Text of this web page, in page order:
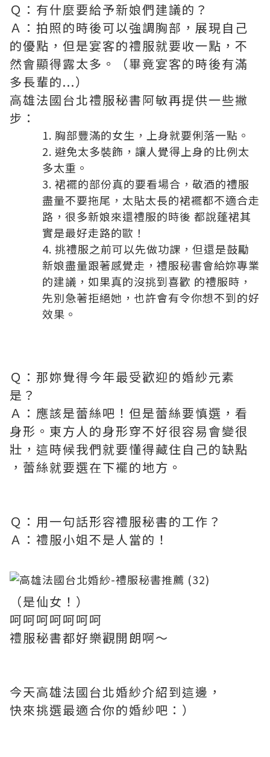
Ｑ：有什麼要給予新娘們建議的？
Ａ：拍照的時後可以強調胸部，展現自己
的優點，但是宴客的禮服就要收一點，不
然會顯得露太多。（畢竟宴客的時後有滿
多長輩的...）
高雄法國台北禮服秘書阿敏再提供一些撇
步：
胸部豐滿的女生，上身就要俐落一點。
避免太多裝飾，讓人覺得上身的比例太
多太重。
裙襬的部份真的要看場合，敬酒的禮服
盡量不要拖尾，太貼太長的裙襬都不適合走
路，很多新娘來還禮服的時後 都說蓬裙其
實是最好走路的歐！
挑禮服之前可以先做功課，但還是鼓勵
新娘盡量跟著感覺走，禮服秘書會給妳專業
的建議，如果真的沒挑到喜歡 的禮服時，
先別急著拒絕她，也許會有令你想不到的好
效果。
Ｑ：那妳覺得今年最受歡迎的婚紗元素
是？
Ａ：應該是蕾絲吧！但是蕾絲要慎選，看
身形。東方人的身形穿不好很容易會變很
壯，這時候我們就要懂得藏住自己的缺點
，蕾絲就要選在下襬的地方。
Ｑ：用一句話形容禮服秘書的工作？
Ａ：禮服小姐不是人當的！
（是仙女！）
呵呵呵呵呵呵呵
禮服秘書都好樂觀開朗啊～
今天高雄法國台北婚紗介紹到這邊，
快來挑選最適合你的婚紗吧：）